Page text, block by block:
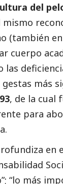
del
(también
cuerpo
las
más
, de la cual
para
en
“lo más